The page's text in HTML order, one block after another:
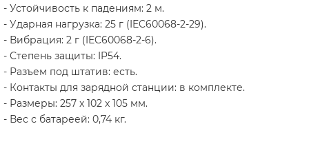
- Устойчивость к падениям: 2 м.
- Ударная нагрузка: 25 г (IEC60068-2-29).
- Вибрация: 2 г (IEC60068-2-6).
- Степень защиты: IP54.
- Разъем под штатив: есть.
- Контакты для зарядной станции: в комплекте.
- Размеры: 257 x 102 x 105 мм.
- Вес с батареей: 0,74 кг.